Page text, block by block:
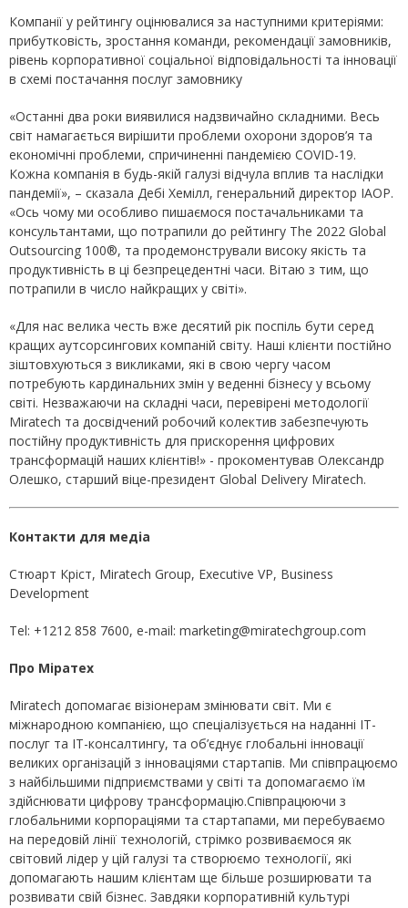
Компанії у рейтингу оцінювалися за наступними критеріями:
прибутковість, зростання команди, рекомендації замовників,
рівень корпоративної соціальної відповідальності та інновації
в схемі постачання послуг замовнику
«Останні два роки виявилися надзвичайно складними. Весь
світ намагається вирішити проблеми охорони здоров’я та
економічні проблеми, спричиненні пандемією COVID-19.
Кожна компанія в будь-якій галузі відчула вплив та наслідки
пандемії», – сказала Дебі Хемілл, генеральний директор IAOP.
«Ось чому ми особливо пишаємося постачальниками та
консультантами, що потрапили до рейтингу The 2022 Global
Outsourcing 100®, та продемонстрували високу якість та
продуктивність в ці безпрецедентні часи. Вітаю з тим, що
потрапили в число найкращих у світі».
«Для нас велика честь вже десятий рік поспіль бути серед
кращих аутсорсингових компаній світу. Наші клієнти постійно
зіштовхуються з викликами, які в свою чергу часом
потребують кардинальних змін у веденні бізнесу у всьому
світі. Незважаючи на складні часи, перевірені методології
Miratech та досвідчений робочий колектив забезпечують
постійну продуктивність для прискорення цифрових
трансформацій наших клієнтів!» - прокоментував Олександр
Олешко, старший віце-президент Global Delivery Miratech.
Контакти для медіа
Стюарт Кріст, Miratech Group, Executive VP, Business
Development
Tel: +1212 858 7600, e-mail: marketing@miratechgroup.com
Про Міратех
Miratech допомагає візіонерам змінювати світ. Ми є
міжнародною компанією, що спеціалізується на наданні ІТ-
послуг та ІТ-консалтингу, та об’єднує глобальні інновації
великих організацій з інноваціями стартапів. Ми співпрацюємо
з найбільшими підприємствами у світі та допомагаємо їм
здійснювати цифрову транcформацію.Співпрацюючи з
глобальними корпораціями та стартапами, ми перебуваємо
на передовій лінії технологій, стрімко розвиваємося як
світовий лідер у цій галузі та створюємо технології, які
допомагають нашим клієнтам ще більше розширювати та
розвивати свій бізнес. Завдяки корпоративній культурі